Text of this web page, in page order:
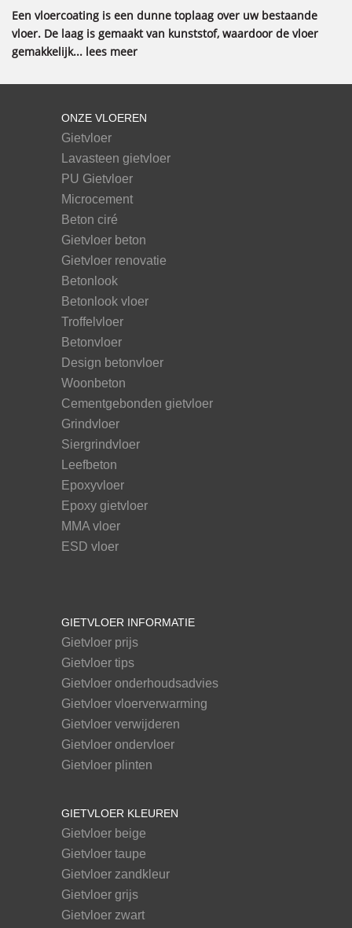
Een vloercoating is een dunne toplaag over uw bestaande
vloer. De laag is gemaakt van kunststof, waardoor de vloer
gemakkelijk... lees meer
ONZE VLOEREN
Gietvloer
Lavasteen gietvloer
PU Gietvloer
Microcement
Beton ciré
Gietvloer beton
Gietvloer renovatie
Betonlook
Betonlook vloer
Troffelvloer
Betonvloer
Design betonvloer
Woonbeton
Cementgebonden gietvloer
Grindvloer
Siergrindvloer
Leefbeton
Epoxyvloer
Epoxy gietvloer
MMA vloer
ESD vloer
GIETVLOER INFORMATIE
Gietvloer prijs
Gietvloer tips
Gietvloer onderhoudsadvies
Gietvloer vloerverwarming
Gietvloer verwijderen
Gietvloer ondervloer
Gietvloer plinten
GIETVLOER KLEUREN
Gietvloer beige
Gietvloer taupe
Gietvloer zandkleur
Gietvloer grijs
Gietvloer zwart